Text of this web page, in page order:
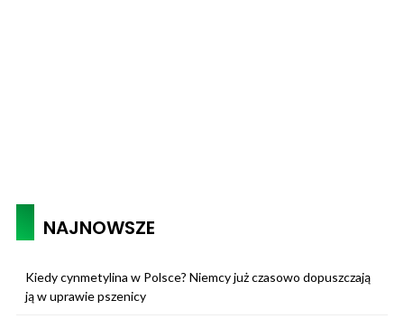
NAJNOWSZE
Kiedy cynmetylina w Polsce? Niemcy już czasowo dopuszczają
ją w uprawie pszenicy